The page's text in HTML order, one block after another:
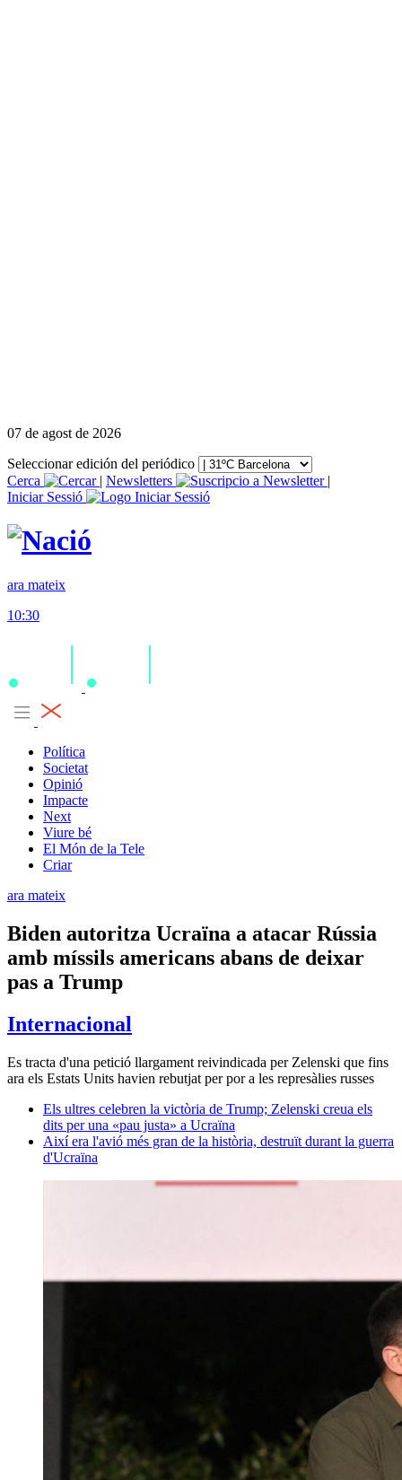
07 de agost de 2026
Seleccionar edición del periódico
Cerca
| Newsletters
|
Iniciar Sessió
ara mateix
10:30
Política
Societat
Opinió
Impacte
Next
Viure bé
El Món de la Tele
Criar
ara mateix
Biden autoritza Ucraïna a atacar Rússia
amb míssils americans abans de deixar
pas a Trump
Internacional
Es tracta d'una petició llargament reivindicada per Zelenski que fins
ara els Estats Units havien rebutjat per por a les represàlies russes
Els ultres celebren la victòria de Trump; Zelenski creua els
dits per una «pau justa» a Ucraïna
Així era l'avió més gran de la història, destruït durant la guerra
d'Ucraïna